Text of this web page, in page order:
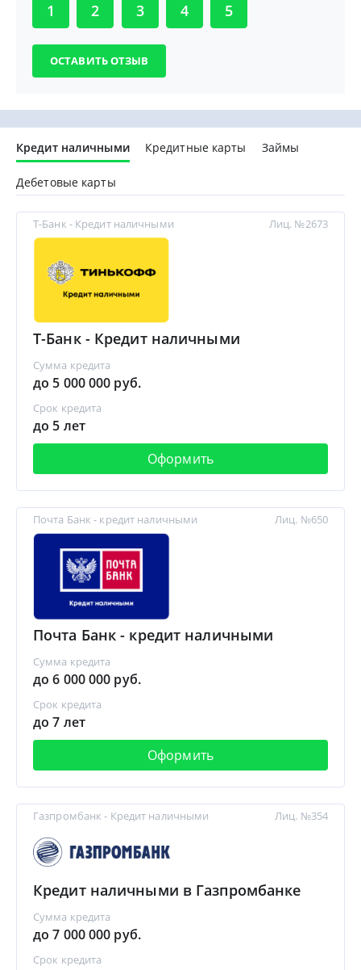
1 2 3 4 5
Кредит наличными Кредитные карты Займы
Дебетовые карты
Т-Банк - Кредит наличными
Т-Банк - Кредит наличными
Сумма кредита
до 5 000 000 руб.
Срок кредита
до 5 лет
Оформить
Лиц. №2673
Почта Банк - кредит наличными
Почта Банк - кредит наличными
Сумма кредита
до 6 000 000 руб.
Срок кредита
до 7 лет
Оформить
Лиц. №650
Газпромбанк - Кредит наличными
Кредит наличными в Газпромбанке
Сумма кредита
до 7 000 000 руб.
Срок кредита
Лиц. №354